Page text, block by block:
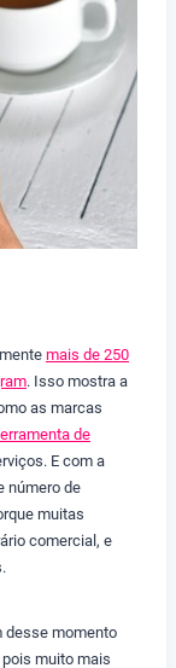
mais de 250
. Isso mostra a
as marcas
de
E com a
número de
muitas
comercial, e
desse momento
muito mais